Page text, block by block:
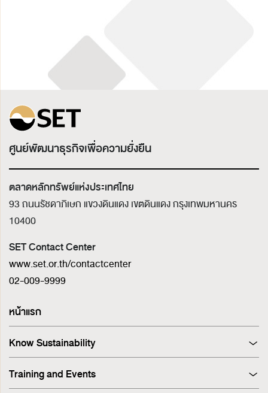
ศูนย์พัฒนาธุรกิจเพื่อความยั่งยืน
ตลาดหลักทรัพย์แห่งประเทศไทย
93 ถนนรัชดาภิเษก แขวงดินแดง เขตดินแดงกรุงเทพมหานคร
10400
SET Contact Center
www.set.or.th/contactcenter
02-009-9999
หน้าแรก
Know Sustainability
Sustainability at A Glance
Principles and Guidelines
Training and Events
Training